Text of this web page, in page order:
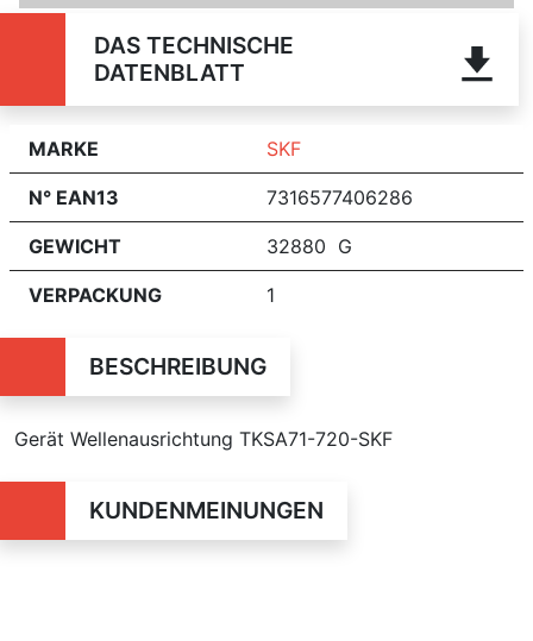
DAS TECHNISCHE
DATENBLATT
MARKE SKF
N° EAN13 7316577406286
GEWICHT 32880 G
VERPACKUNG 1
BESCHREIBUNG
Gerät Wellenausrichtung TKSA71-720-SKF
KUNDENMEINUNGEN